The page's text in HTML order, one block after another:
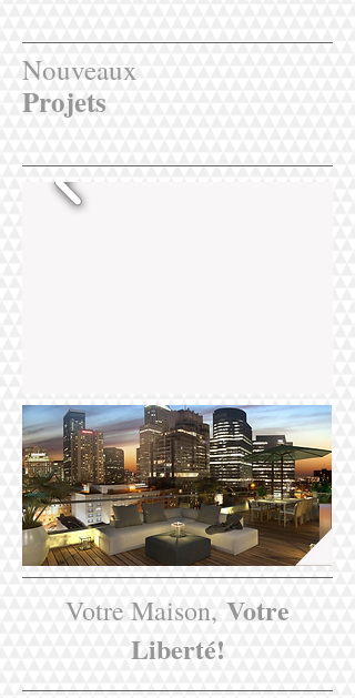
Nouveaux
​Projets
Votre Maison, Votre
Liberté!